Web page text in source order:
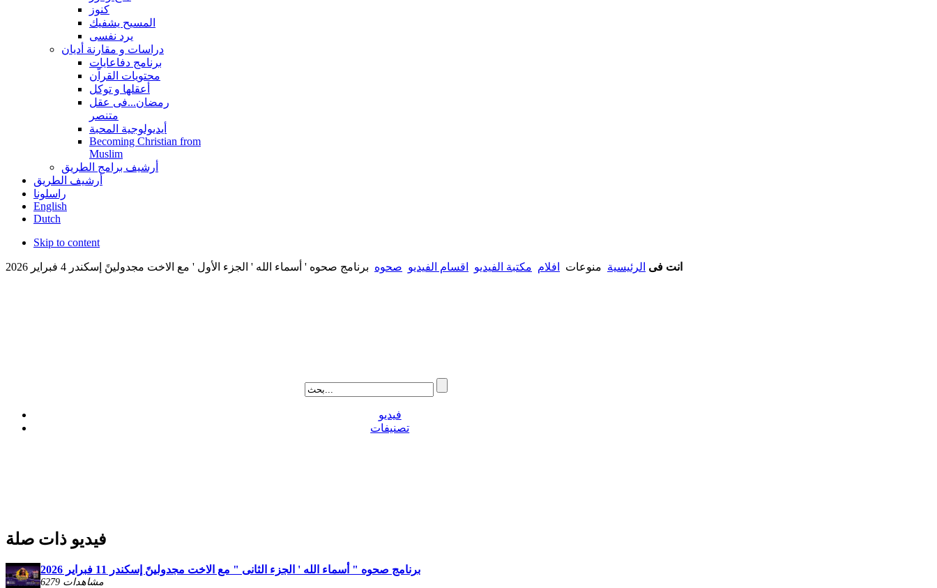
كنوز
المسيح يشفيك
يرد نفسى
دراسات و مقارنة أديان
برنامج دفاعايات
محتويات القراّن
أعقلها و توكل
رمضان...فى عقل
متنصر
أيديولوجية المحبة
Becoming Christian from
Muslim
أرشيف برامج الطريق
أرشيف الطريق
راسلونا
English
Dutch
Skip to content
انت فى الرئيسية منوعات افلام مكتبة الفيديو اقسام الفيديو صحوه برنامج صحوه ' أسماء الله ' الجزء الأول ' مع الاخت مجدولينً إسكندر 4 فبراير 2026
فيديو
تصنيفات
فيديو ذات صلة
برنامج صحوه " أسماء الله ' الجزء الثانى " مع الاخت مجدولينً إسكندر 11 فبراير 2026
6279 مشاهدات